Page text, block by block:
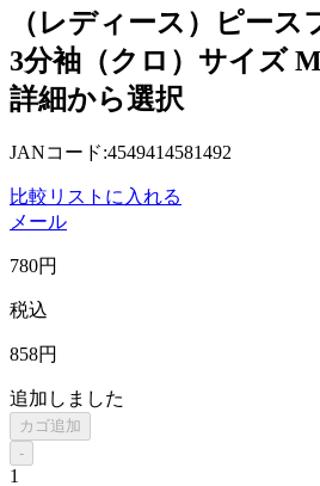
（レディース）ピー
3分袖（クロ）サイズ
詳細から選択
JANコード:4549414581492
比較リストに入れる
メール
780円
税込
858円
追加しました
カゴ追加
-
1